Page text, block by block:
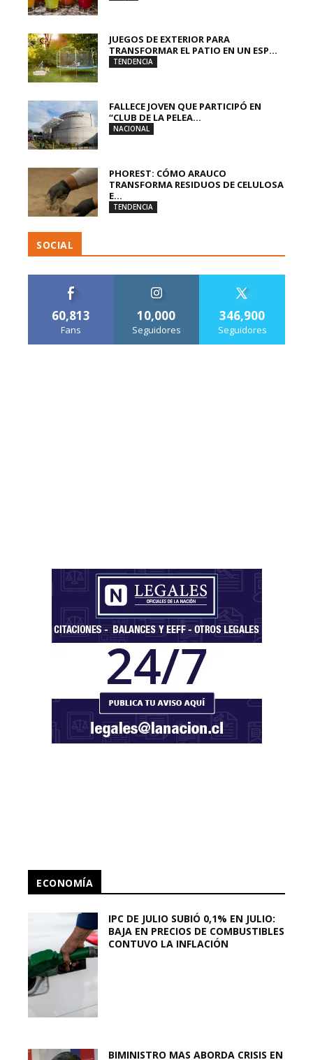
JUEGOS DE EXTERIOR PARA
TRANSFORMAR EL PATIO EN UN ESP...
TENDENCIA
FALLECE JOVEN QUE PARTICIPÓ EN
“CLUB DE LA PELEA...
NACIONAL
PHOREST: CÓMO ARAUCO
TRANSFORMA RESIDUOS DE CELULOSA
E...
TENDENCIA
SOCIAL
60,813
Fans
10,000
Seguidores
346,900
Seguidores
ECONOMÍA
IPC DE JULIO SUBIÓ 0,1% EN JULIO:
BAJA EN PRECIOS DE COMBUSTIBLES
CONTUVO LA INFLACIÓN
BIMINISTRO MAS ABORDA CRISIS EN